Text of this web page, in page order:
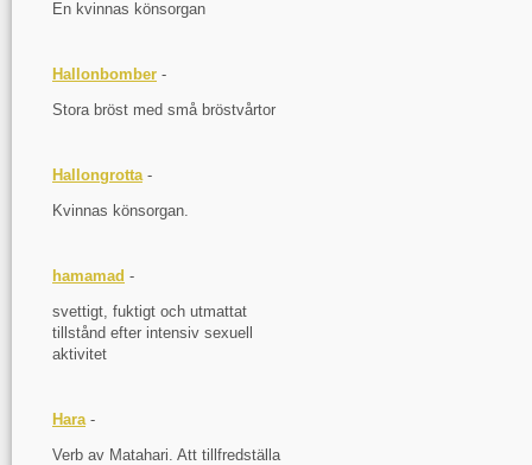
En kvinnas könsorgan
Hallonbomber -
Stora bröst med små bröstvårtor
Hallongrotta-
Kvinnas könsorgan.
hamamad -
svettigt, fuktigt och utmattat
tillstånd efter intensiv sexuell
aktivitet
Hara-
Verb av Matahari. Att tillfredställa